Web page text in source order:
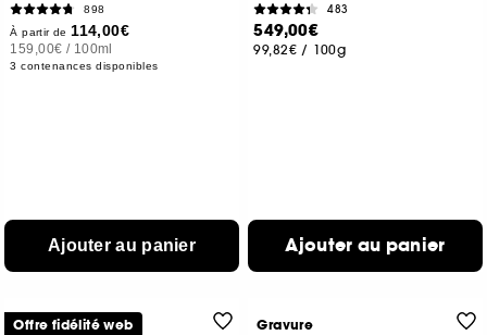
898
À partir de 114,00€
159,00€ / 100ml
3 contenances disponibles
Ajouter au panier
483
549,00€
99,82€ / 100g
Ajouter au panier
Offre fidélité web Gravure